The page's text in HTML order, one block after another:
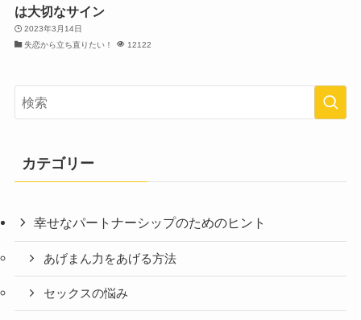
は大切なサイン
2023年3月14日
失恋から立ち直りたい！
12122
カテゴリー
幸せなパートナーシップのためのヒント
あげまん力をあげる方法
セックスの悩み